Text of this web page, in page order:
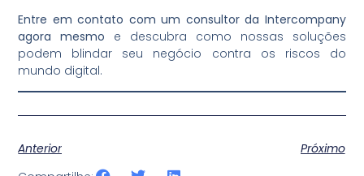
Entre em contato com um consultor da Intercompany
agora mesmo e descubra como nossas soluções
podem blindar seu negócio contra os riscos do
mundo digital.
Anterior
Próximo